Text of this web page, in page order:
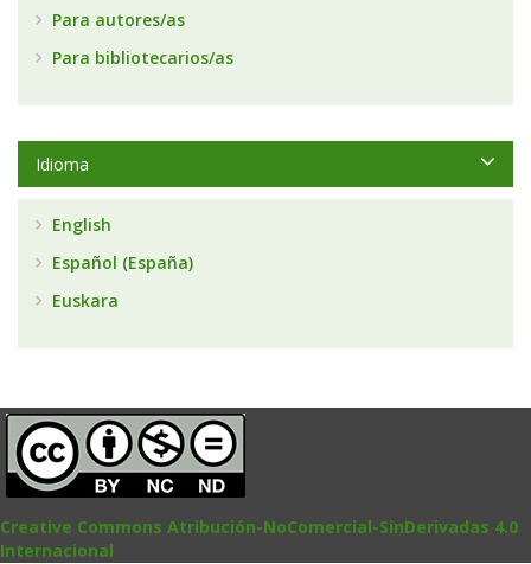
Para autores/as
Para bibliotecarios/as
Idioma
English
Español (España)
Euskara
Creative Commons Atribución-NoComercial-SinDerivadas 4.0
Internacional